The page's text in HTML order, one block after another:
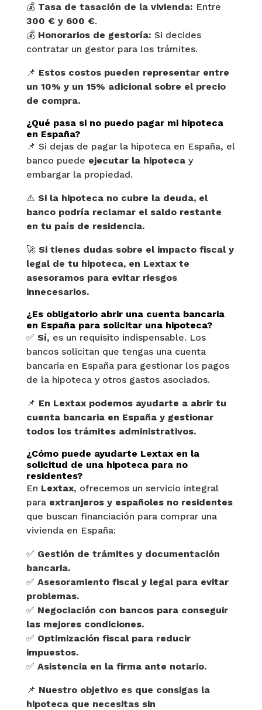
💰 Tasa de tasación de la vivienda: Entre
300 € y 600 €.
💰 Honorarios de gestoría: Si decides
contratar un gestor para los trámites.
📌 Estos costos pueden representar entre
un 10% y un 15% adicional sobre el precio
de compra.
¿Qué pasa si no puedo pagar mi hipoteca
en España?
📌 Si dejas de pagar la hipoteca en España, el
banco puede ejecutar la hipotecay
embargar la propiedad.
⚠️ Si la hipoteca no cubre la deuda, el
banco podría reclamar el saldo restante
en tu país de residencia.
🚀 Si tienes dudas sobre el impacto fiscal y
legal de tu hipoteca, en Lextax te
asesoramos para evitar riesgos
innecesarios.
¿Es obligatorio abrir una cuenta bancaria
en España para solicitar una hipoteca?
✅ Sí, es un requisito indispensable. Los
bancos solicitan que tengas una cuenta
bancaria en España para gestionar los pagos
de la hipoteca y otros gastos asociados.
📌 En Lextax podemos ayudarte a abrir tu
cuenta bancaria en España y gestionar
todos los trámites administrativos.
¿Cómo puede ayudarte Lextax en la
solicitud de una hipoteca para no
residentes?
En Lextax, ofrecemos un servicio integral
para extranjeros y españoles no residentes
que buscan financiación para comprar una
vivienda en España:
✅ Gestión de trámites y documentación
bancaria.
✅ Asesoramiento fiscal y legal para evitar
problemas.
✅ Negociación con bancos para conseguir
las mejores condiciones.
✅ Optimización fiscal para reducir
impuestos.
✅ Asistencia en la firma ante notario.
📌 Nuestro objetivo es que consigas la
hipoteca que necesitas sin